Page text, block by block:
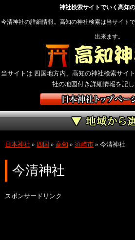
神社検索サイトでいく高知
今清神社の詳細情報。高知の神社検索は当サイト
出来ます。
当サイトは 四国地方内、高知の神社検索サイ
社の地図付き詳細情報を記し
日本神社 » 四国 » 高知 » 須崎市 » 今清神社
今清神社
スポンサードリンク